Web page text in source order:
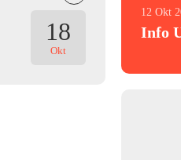
18
Okt
12 Okt
Info